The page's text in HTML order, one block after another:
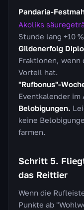
Pandaria-
Akoliks
Stunde lang +10
Gildenerfolg
Fraktionen, wenn
Vorteil hat.
"Rufbonus"-
Eventkalender im
Belobigungen.
keine
farmen.
Schritt 5.
das Reittier
Wenn die
Punkte ab